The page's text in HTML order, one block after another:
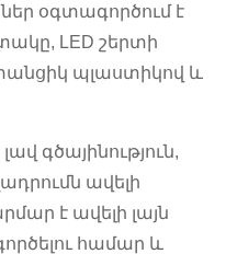
օգտագործում է
LED շերտի
պլաստիկով և
լավ գծայինություն,
ավելի
է ավելի լայն
համար և